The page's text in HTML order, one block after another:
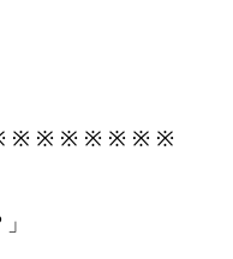
※ ※ ※ ※ ※ ※ ※